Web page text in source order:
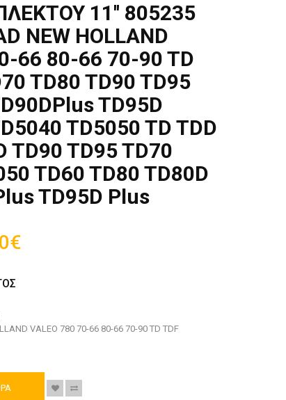
11'' 805235
NEW HOLLAND
66 80-66 70-90 TD
TD80 TD90 TD95
TD95D
TD5050 TD TDD
TD90 TD95 TD70
TD60 TD80 TD80D
TD95D Plus
VALEO 780 70-66 80-66 70-90 TD TDF